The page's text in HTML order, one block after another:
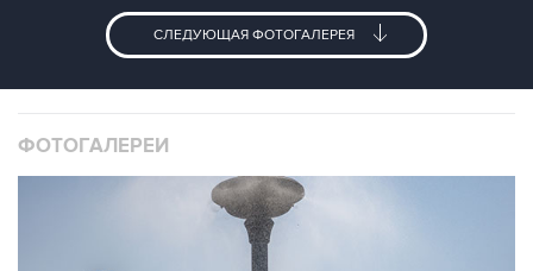
СЛЕДУЮЩАЯ ФОТОГАЛЕРЕЯ
ФОТОГАЛЕРЕИ